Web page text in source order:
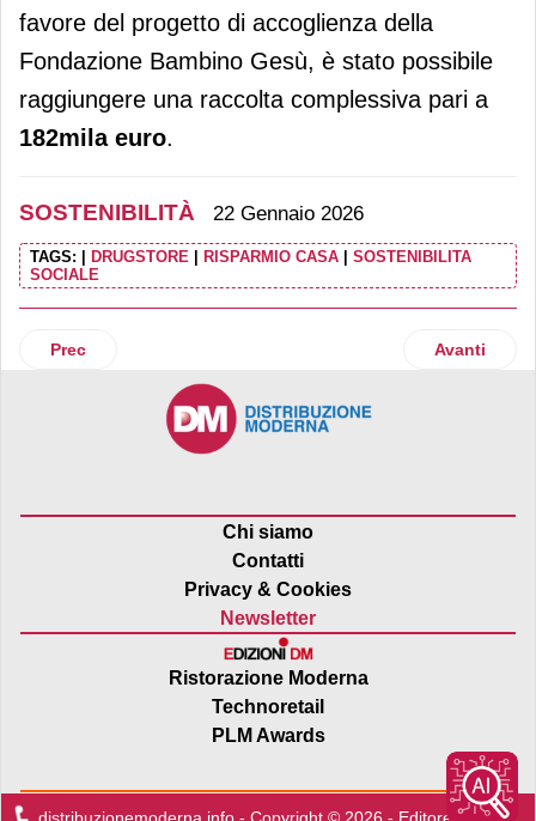
favore del progetto di accoglienza della
Fondazione Bambino Gesù, è stato possibile
raggiungere una raccolta complessiva pari a
182mila euro.
SOSTENIBILITÀ 22 Gennaio 2026
TAGS: DRUGSTORE RISPARMIO CASA
SOSTENIBILITA
SOCIALE
Articolo precedente: Fondazione Conad Ets e WeWorld
Prec Articolo
Avanti
Chi siamo
Contatti
Privacy & Cookies
Newsletter
Ristorazione Moderna
Technoretail
PLM Awards